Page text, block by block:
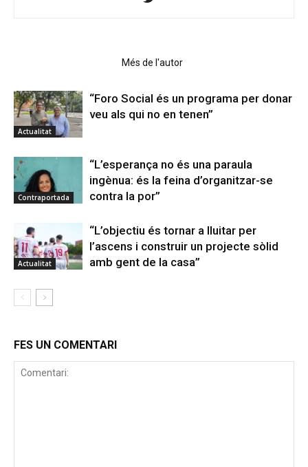
Més de l'autor
Actualitat
“Foro Social és un programa per donar
veu als qui no en tenen”
Contraportada
“L’esperança no és una paraula
ingènua: és la feina d’organitzar-se
contra la por”
Actualitat
“L’objectiu és tornar a lluitar per
l’ascens i construir un projecte sòlid
amb gent de la casa”
FES UN COMENTARI